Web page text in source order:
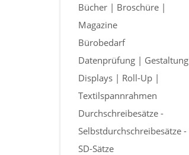
Bücher | Broschüre |
Magazine
Bürobedarf
Datenprüfung | Gestaltung
Displays | Roll-Up |
Textilspannrahmen
Durchschreibesätze -
Selbstdurchschreibesätze -
SD-Sätze